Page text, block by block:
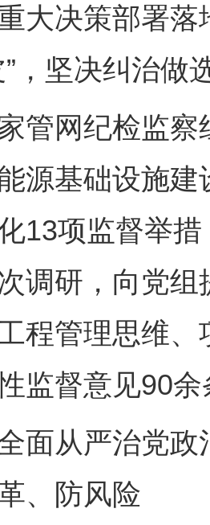
大决策部署
”，坚决纠治做
网纪检监察
源基础设施
13项监督举
调研，向党
程管理思维
监督意见90余
从严治党政
、防风险